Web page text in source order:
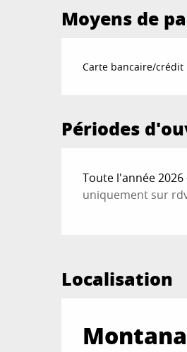
Moyens de
Carte bancaire/crédit
Périodes
Toute l'année
uniquement sur
Localisation